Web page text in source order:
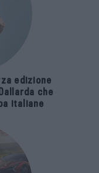
edizione
che
italiane